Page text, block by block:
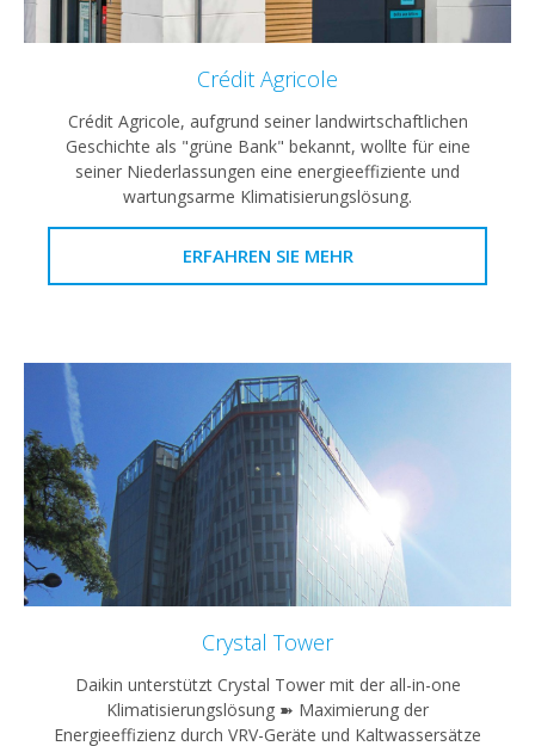
Crédit Agricole
Crédit Agricole, aufgrund seiner landwirtschaftlichen
Geschichte als "grüne Bank" bekannt, wollte für eine
seiner Niederlassungen eine energieeffiziente und
wartungsarme Klimatisierungslösung.
ERFAHREN SIE MEHR
Crystal Tower
Daikin unterstützt Crystal Tower mit der all-in-one
Klimatisierungslösung ➽ Maximierung der
Energieeffizienz durch VRV-Geräte und Kaltwassersätze